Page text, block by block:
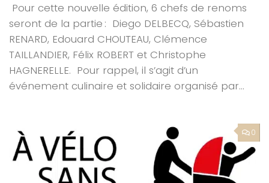
Pour cette nouvelle édition, 6 chefs de renoms
seront de la partie : Diego DELBECQ, Sébastien
RENARD, Edouard CHOUTEAU, Clémence
TAILLANDIER, Félix ROBERT et Christophe
HAGNERELLE. Pour rappel, il s’agit d’un
événement culinaire et solidaire organisé par...
0